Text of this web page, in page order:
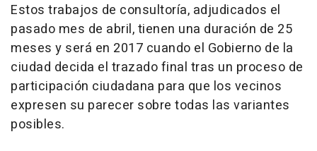
Estos trabajos de consultoría, adjudicados el
pasado mes de abril, tienen una duración de 25
meses y será en 2017 cuando el Gobierno de la
ciudad decida el trazado final tras un proceso de
participación ciudadana para que los vecinos
expresen su parecer sobre todas las variantes
posibles.